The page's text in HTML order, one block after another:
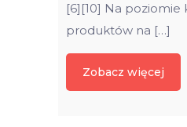
[6][10] Na
produktów na […]
Zobacz więcej